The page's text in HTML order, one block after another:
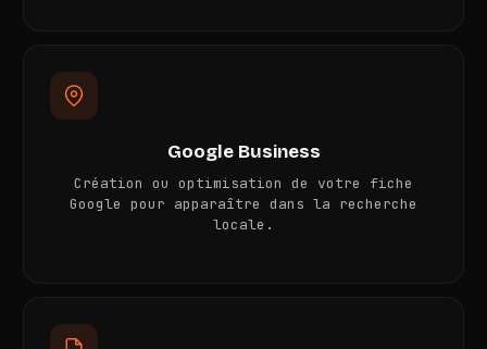
Google Business
Création ou optimisation de votre fiche
Google pour apparaître dans la recherche
locale.